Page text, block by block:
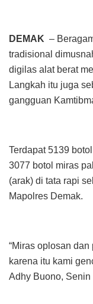
DEMAK –
tradisional
digilas alat berat
Langkah itu juga
gangguan
Terdapat 5139
3077 botol miras
(arak) di tata rapi
Mapolres Demak.
“Miras oplosan
karena itu kami
Adhy Buono, Senin